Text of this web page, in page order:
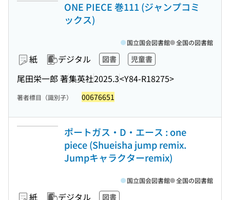
ONE PIECE 巻111 (ジャンプコミ
ックス)
紙 デジタル 図書 児童書
尾田栄一郎 著集英社2025.3<Y84-R18275>
国立国会図書館 全国の図書館
著者標目（識別子） 00676651
ポートガス・D・エース : one
piece (Shueisha jump remix.
Jumpキャラクターremix)
紙 デジタル 図書
国立国会図書館 全国の図書館